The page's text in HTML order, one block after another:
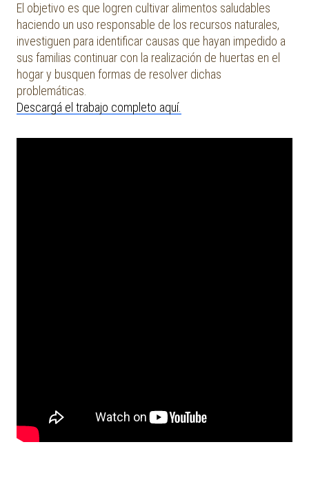
El objetivo es que logren cultivar alimentos saludables
haciendo un uso responsable de los recursos naturales,
investiguen para identificar causas que hayan impedido a
sus familias continuar con la realización de huertas en el
hogar y busquen formas de resolver dichas
problemáticas.
Descargá el trabajo completo aquí.